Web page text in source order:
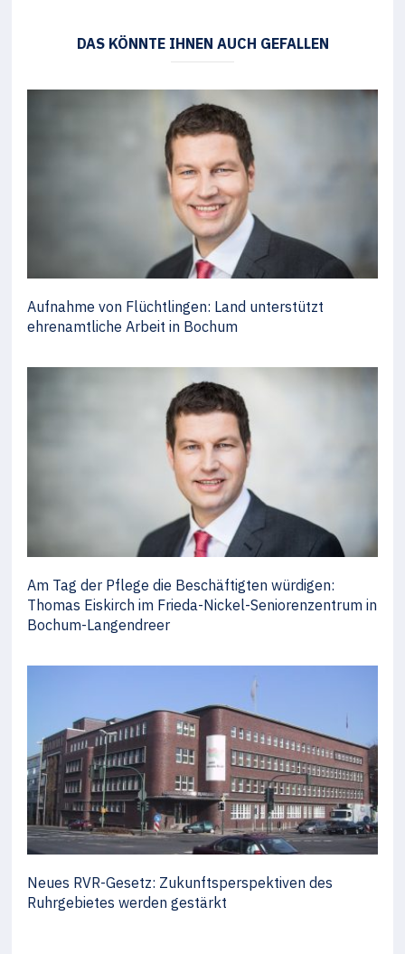
DAS KÖNNTE IHNEN AUCH GEFALLEN
Aufnahme von Flüchtlingen: Land unterstützt
ehrenamtliche Arbeit in Bochum
Am Tag der Pflege die Beschäftigten würdigen:
Thomas Eiskirch im Frieda-Nickel-Seniorenzentrum in
Bochum-Langendreer
Neues RVR-Gesetz: Zukunftsperspektiven des
Ruhrgebietes werden gestärkt